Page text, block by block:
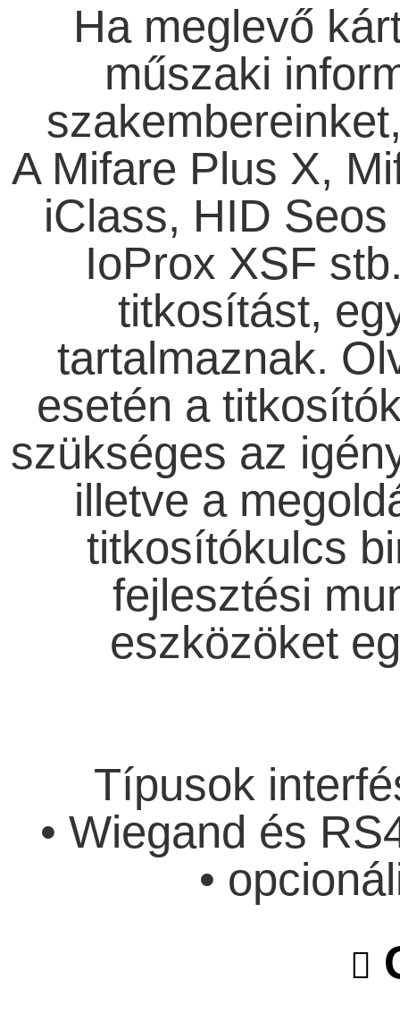
Ha meglevő
műszaki
A Mifare Plus X,
iClass, HID
IoProx XSF
titkosítást,
tartalmaznak.
esetén a
szükséges az
illetve a
titkosítókulcs
fejlesztési
eszközöket
Típusok
• Wiegand és
•